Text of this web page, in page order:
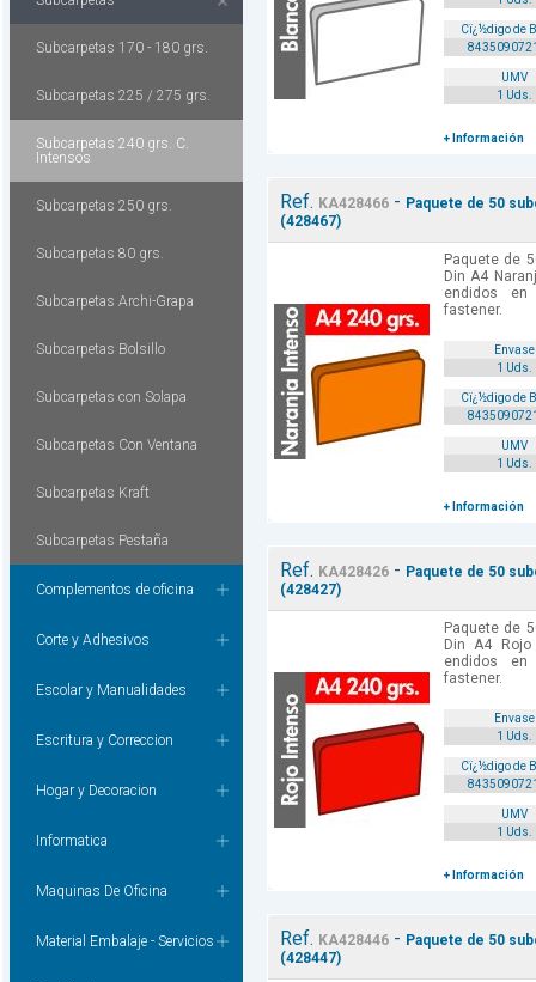
Subcarpetas 170 - 180 grs.
Subcarpetas 225 / 275 grs.
Subcarpetas 240 grs. C.
Intensos
Subcarpetas 250 grs.
Subcarpetas 80 grs.
Subcarpetas Archi-Grapa
Subcarpetas Bolsillo
Subcarpetas con Solapa
Subcarpetas Con Ventana
Subcarpetas Kraft
Subcarpetas Pestaña
Complementos de oficina
Corte y Adhesivos
Escolar y Manualidades
Escritura y Correccion
Hogar y Decoracion
Informatica
Maquinas De Oficina
Material Embalaje - Servicios
Cï¿½digo de
UMV
1 Uds.
+ Información
Ref. KA428466- Paquete de 50
(428467)
Paquete de
Din A4
endidos
fastener.
Envase
1 Uds.
Cï¿½digo de
UMV
1 Uds.
+ Información
Ref. KA428426- Paquete de 50
(428427)
Paquete de
Din A4
endidos
fastener.
Envase
1 Uds.
Cï¿½digo de
UMV
1 Uds.
+ Información
Ref. KA428446- Paquete de 50
(428447)